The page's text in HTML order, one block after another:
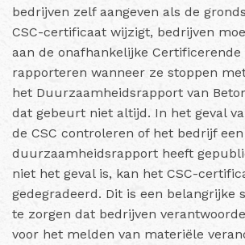
bedrijven zelf aangeven als de
CSC-certificaat wijzigt, bedrijven
aan de onafhankelijke
rapporteren wanneer ze stoppen
het Duurzaamheidsrapport van
dat gebeurt niet altijd. In het geval
de CSC controleren of het bedrijf een
duurzaamheidsrapport heeft
niet het geval is, kan het CSC-
gedegradeerd. Dit is een belangrijke
te zorgen dat bedrijven
voor het melden van materiële